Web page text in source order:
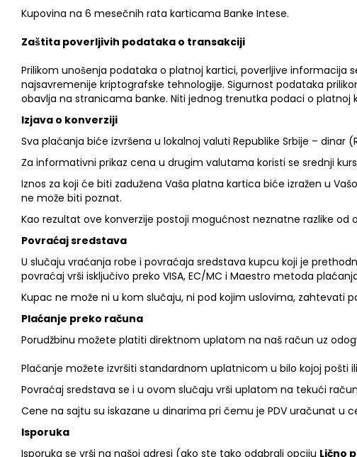
Kupovina na 6 mesečnih rata karticama Banke Intese.
Zaštita poverljivih podataka o transakciji
Prilikom unošenja podataka o platnoj kartici, poverljive informacija
najsavremenije kriptografske tehnologije. Sigurnost podataka
obavlja na stranicama banke. Niti jednog trenutka podaci o platnoj
Izjava o konverziji
Sva plaćanja biće izvršena u lokalnoj valuti Republike Srbije – dinar
Za informativni prikaz cena u drugim valutama koristi se srednji kurs
Iznos za koji će biti zadužena Vaša platna kartica biće izražen u
ne može biti poznat.
Kao rezultat ove konverzije postoji mogućnost neznatne razlike od
Povraćaj sredstava
U slučaju vraćanja robe i povraćaja sredstava kupcu koji je
povraćaj vrši isključivo preko VISA, EC/MC i Maestro metoda
Kupac ne može ni u kom slučaju, ni pod kojim uslovima, zahtevati
Plaćanje preko računa
Porudžbinu možete platiti direktnom uplatom na naš račun uz
Plaćanje možete izvršiti standardnom uplatnicom u bilo kojoj
Povraćaj sredstava se i u ovom slučaju vrši uplatom na tekući
Cene na sajtu su iskazane u dinarima pri čemu je PDV uračunat u
Isporuka
Isporuka se vrši na našoj adresi (ako ste tako odabrali opciju Lično